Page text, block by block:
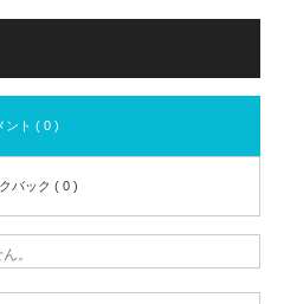
ント ( 0 )
バック ( 0 )
。